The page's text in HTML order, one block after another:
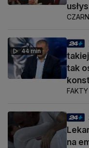
44 min
tak
na